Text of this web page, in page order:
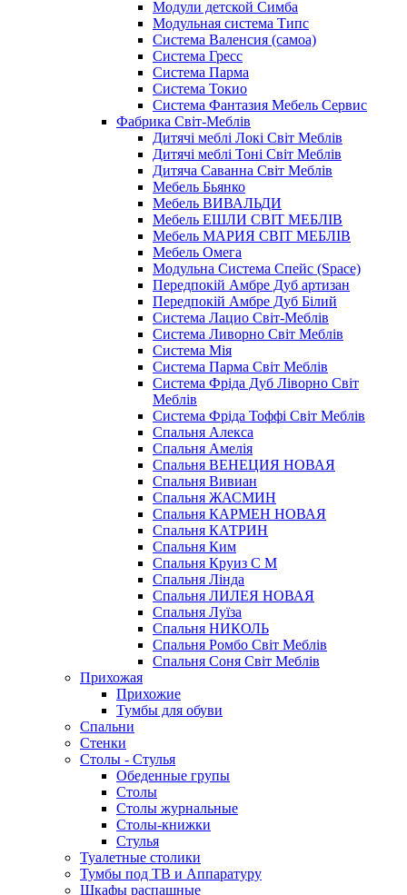
Модули детской Симба
Модульная система Типс
Система Валенсия (самоа)
Система Гресс
Система Парма
Система Токио
Система Фантазия Мебель Сервис
Фабрика Світ-Меблів
Дитячі меблі Локі Світ Меблів
Дитячі меблі Тоні Світ Меблів
Дитяча Саванна Світ Меблів
Мебель Бьянко
Мебель ВИВАЛЬДИ
Мебель ЕШЛИ СВІТ МЕБЛІВ
Мебель МАРИЯ СВІТ МЕБЛІВ
Мебель Омега
Модульна Cистема Спейс (Space)
Передпокій Амбре Дуб артизан
Передпокій Амбре Дуб Білий
Система Лацио Світ-Меблів
Система Ливорно Світ Меблів
Система Мія
Система Парма Свiт Меблiв
Система Фріда Дуб Ліворно Світ
Меблів
Система Фріда Тоффі Світ Меблів
Спальня Алекса
Спальня Амелія
Спальня ВЕНЕЦИЯ НОВАЯ
Спальня Вивиан
Спальня ЖАСМИН
Спальня КАРМЕН НОВАЯ
Спальня КАТРИН
Спальня Ким
Спальня Круиз С М
Спальня Лінда
Спальня ЛИЛЕЯ НОВАЯ
Спальня Луїза
Спальня НИКОЛЬ
Спальня Ромбо Світ Меблів
Спальня Соня Світ Меблів
Прихожая
Прихожие
Тумбы для обуви
Спальни
Стенки
Столы - Стулья
Обеденные групы
Столы
Столы журнальные
Столы-книжки
Стулья
Туалетные столики
Тумбы под ТВ и Аппаратуру
Шкафы распашные